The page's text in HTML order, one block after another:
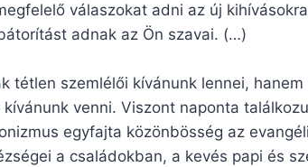
válaszokat adni az új
adnak az Ön szavai. (…)
tétlen szemlélői kívánunk lennei,
venni. Viszont naponta
egyfajta közönbösség az
a családokban, a kevés papi és